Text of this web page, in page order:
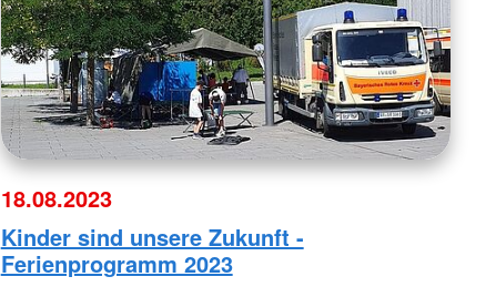
18.08.2023
Kinder sind unsere Zukunft -
Ferienprogramm 2023